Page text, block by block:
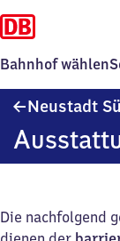
Bahnhof wählen
Neustadt
Die nachfolgend